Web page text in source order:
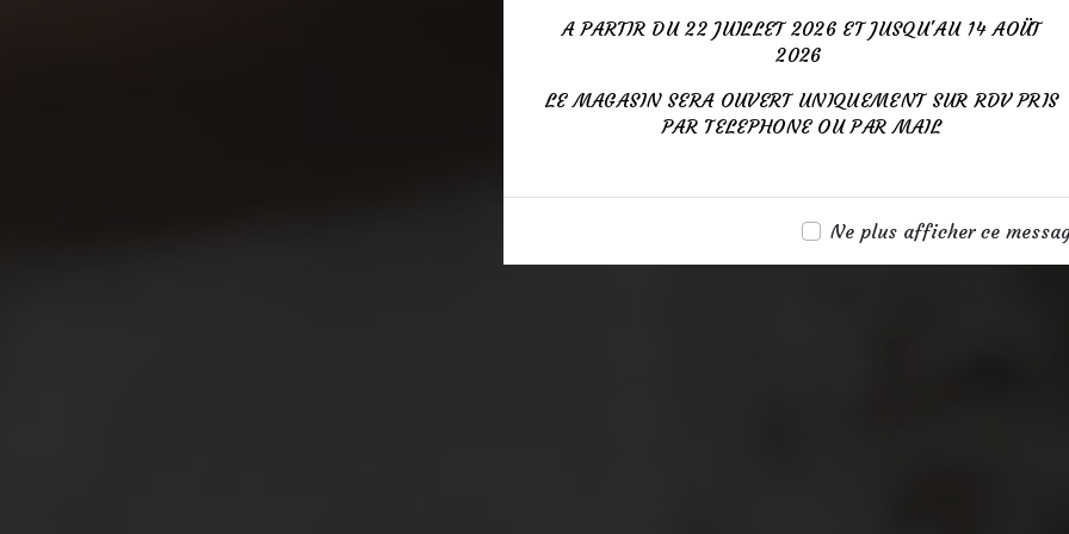
A PARTIR DU 22 JUILLET 2026 ET JUSQU'AU 14 AOÜT
2026
LE MAGASIN SERA OUVERT UNIQUEMENT SUR RDV PRIS
PAR TELEPHONE OU PAR MAIL
Ne plus afficher ce